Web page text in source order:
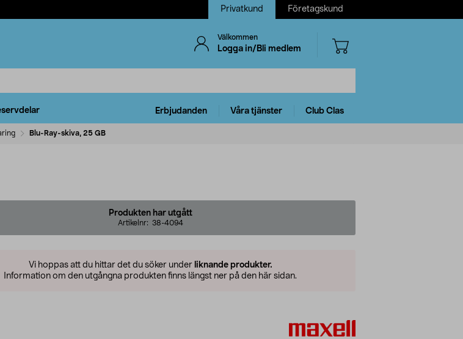
Privatkund Företagskund
Välkommen
Logga in/Bli medlem
Erbjudanden Våra tjänster Club Clas
Blu-Ray-skiva, 25 GB
Produkten har utgått
Artikelnr: 38-4094
Vi hoppas att du hittar det du söker under liknande produkter.
Information om den utgångna produkten finns längst ner på den här sidan.